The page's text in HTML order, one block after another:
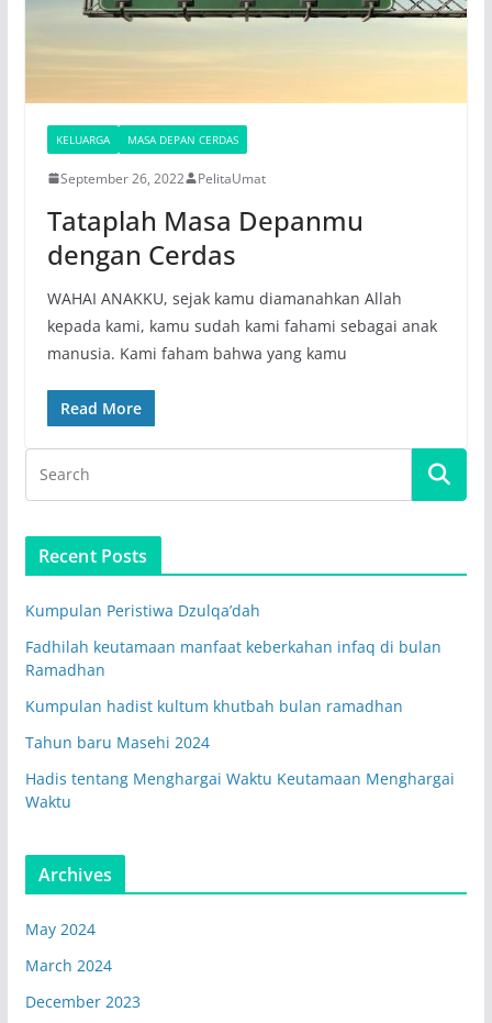
KELUARGA MASA DEPAN CERDAS
September 26, 2022 PelitaUmat
Tataplah Masa Depanmu
dengan Cerdas
WAHAI ANAKKU, sejak kamu diamanahkan Allah
kepada kami, kamu sudah kami fahami sebagai anak
manusia. Kami faham bahwa yang kamu
Read More
Recent Posts
Kumpulan Peristiwa Dzulqa’dah
Fadhilah keutamaan manfaat keberkahan infaq di bulan
Ramadhan
Kumpulan hadist kultum khutbah bulan ramadhan
Tahun baru Masehi 2024
Hadis tentang Menghargai Waktu Keutamaan Menghargai
Waktu
Archives
May 2024
March 2024
December 2023